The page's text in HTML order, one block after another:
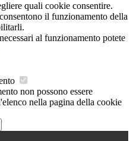
quali cookie consentire.
il funzionamento della
al funzionamento potete
non possono essere
nella pagina della cookie